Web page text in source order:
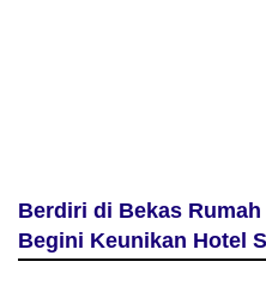
Berdiri di Bekas
Begini Keunikan Hotel